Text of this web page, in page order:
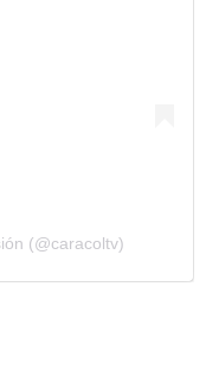
(@caracoltv)